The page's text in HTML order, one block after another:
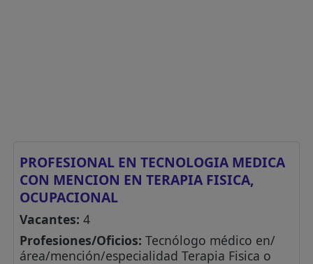
PROFESIONAL EN TECNOLOGIA MEDICA
CON MENCION EN TERAPIA FISICA,
OCUPACIONAL
Vacantes: 4
Profesiones/Oficios: Tecnólogo médico en/
área/mención/especialidad Terapia Fisica o